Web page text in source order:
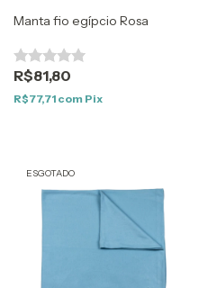
Manta fio egípcio Rosa
R$81,80
R$77,71 com Pix
ESGOTADO